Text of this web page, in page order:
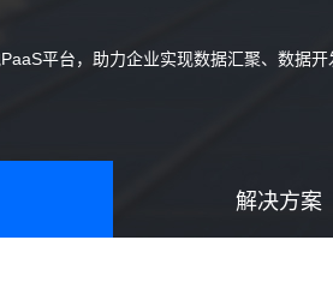
平台，助力企业实现数据汇聚、数据
解决方案